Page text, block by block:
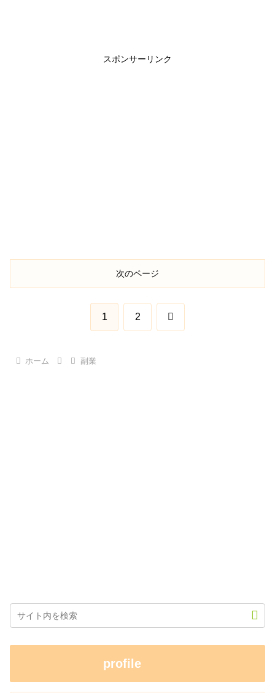
スポンサーリンク
次のページ
1 2 次
ホーム 副業
profile